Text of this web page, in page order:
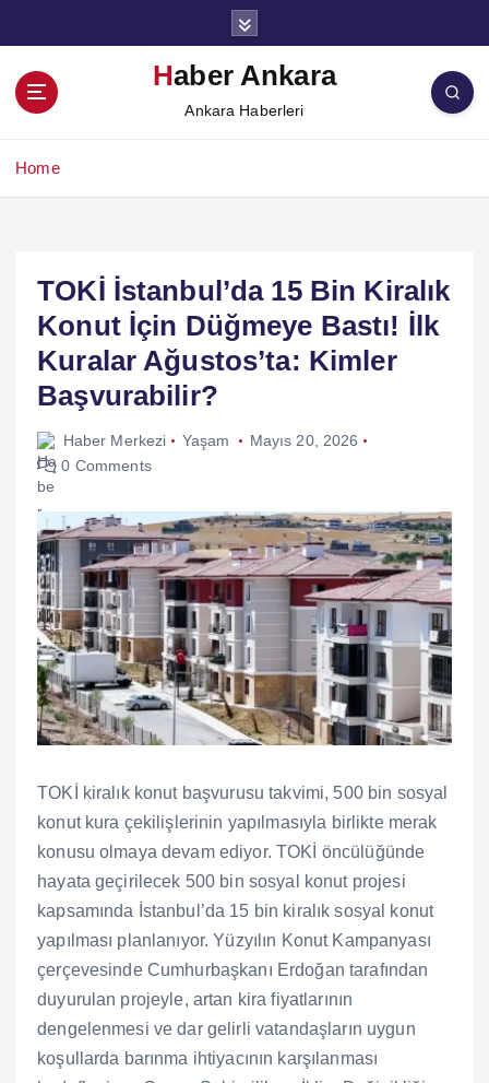
Haber Ankara
Ankara Haberleri
Home
TOKİ İstanbul’da 15 Bin Kiralık
Konut İçin Düğmeye Bastı! İlk
Kuralar Ağustos’ta: Kimler
Başvurabilir?
Haber Merkezi Yaşam
Mayıs 20, 2026
0 Comments
TOKİ kiralık konut başvurusu takvimi, 500 bin sosyal
konut kura çekilişlerinin yapılmasıyla birlikte merak
konusu olmaya devam ediyor. TOKİ öncülüğünde
hayata geçirilecek 500 bin sosyal konut projesi
kapsamında İstanbul’da 15 bin kiralık sosyal konut
yapılması planlanıyor. Yüzyılın Konut Kampanyası
çerçevesinde Cumhurbaşkanı Erdoğan tarafından
duyurulan projeyle, artan kira fiyatlarının
dengelenmesi ve dar gelirli vatandaşların uygun
koşullarda barınma ihtiyacının karşılanması